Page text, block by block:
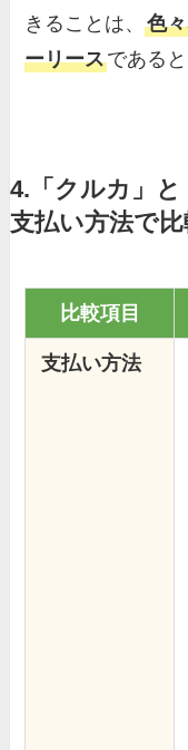
きることは、色
ーリースである
4.「クルカ」
支払い方法で比
比較項目
支払い方法